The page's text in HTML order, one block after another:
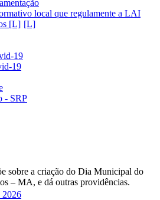
local que regulamente a LAI
[L]
19
19
- SRP
sobre a criação do Dia Municipal do
– MA, e dá outras providências.
2026